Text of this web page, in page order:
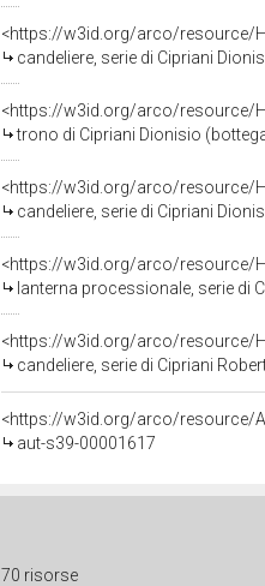
<https://w3id.org/arco/resource/
candeliere, serie di Cipriani
<https://w3id.org/arco/resource/
trono di Cipriani Dionisio
<https://w3id.org/arco/resource/
candeliere, serie di Cipriani
<https://w3id.org/arco/resource/
lanterna processionale, serie di
<https://w3id.org/arco/resource/
candeliere, serie di Cipriani
<https://w3id.org/arco/resource/
aut-s39-00001617
70 risorse